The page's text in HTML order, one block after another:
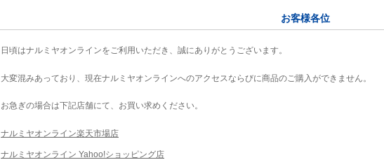
お客様各位
日頃はナルミヤオンラインをご利用いただき、誠にありがとうございます。
大変混みあっており、現在ナルミヤオンラインへのアクセスならびに商品のご購入ができません。
お急ぎの場合は下記店舗にて、お買い求めください。
ナルミヤオンライン楽天市場店
ナルミヤオンライン Yahoo!ショッピング店